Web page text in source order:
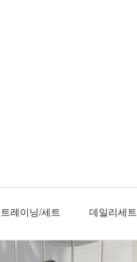
트레이닝/세트 데일리세트